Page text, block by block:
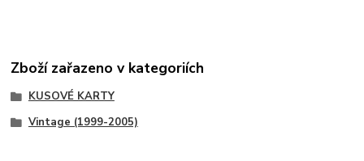
Zboží zařazeno v kategoriích
KUSOVÉ KARTY
Vintage (1999-2005)